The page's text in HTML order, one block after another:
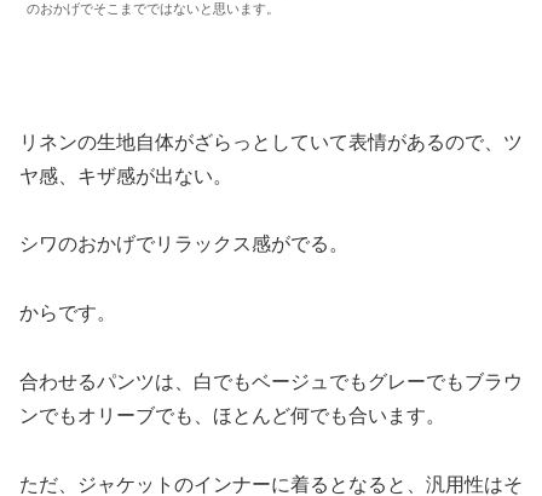
のおかげでそこまでではないと思います。
リネンの生地自体がざらっとしていて表情があるので、ツ
ヤ感、キザ感が出ない。
シワのおかげでリラックス感がでる。
からです。
合わせるパンツは、白でもベージュでもグレーでもブラウ
ンでもオリーブでも、ほとんど何でも合います。
ただ、ジャケットのインナーに着るとなると、汎用性はそ